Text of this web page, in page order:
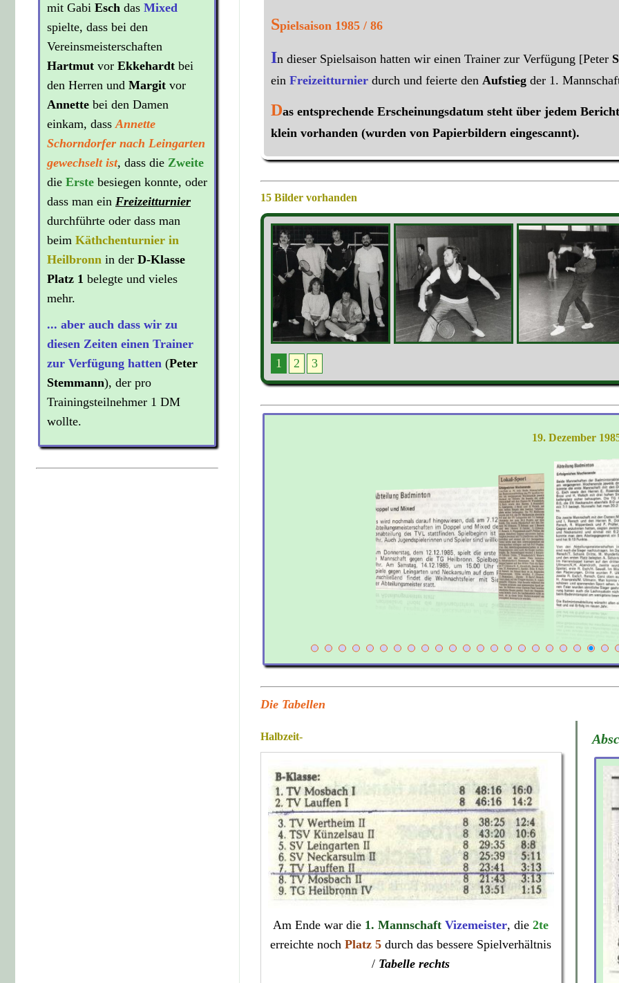
mit Gabi Esch das Mixed
spielte, dass bei den
Vereinsmeisterschaften
Hartmut vor Ekkehardt bei
den Herren und Margit vor
Annette bei den Damen
einkam, dassAnnette
Schorndorfer nach Leingarten
gewechselt ist, dass die Zweite
die Erste besiegen konnte, oder
dass man ein Freizeitturnier
durchführte oder dass man
beim Käthchenturnier in
Heilbronn in der D-Klasse
Platz 1 belegte und vieles
mehr.
... aber auch dass wir zu
diesen Zeiten einen Trainer
zur Verfügung hatten (Peter
Stemmann), der pro
Trainingsteilnehmer 1 DM
wollte.
Spielsaison 1985 / 86
In dieser Spielsaison hatten wir einen Trainer zur Verfügung [Peter
ein Freizeitturnier durch und feierte den Aufstieg der 1.
Das entsprechende Erscheinungsdatum steht über jedem
klein vorhanden (wurden von Papierbildern eingescannt).
15 Bilder vorhanden
1 2 3
19. Dezember
Die Tabellen
Halbzeit-
Am Ende war die 1. MannschaftVizemeister, die2te
erreichte nochPlatz 5durch das bessere Spielverhältnis
/ Tabelle rechts